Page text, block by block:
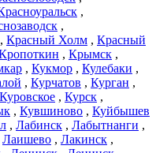
,
,
, Красный Холм , Красный
, Крымск ,
, Кукмор , Кулебаки ,
, Курчатов , Курган ,
Куровское , Курск ,
, Кувшиново , Куйбышев
, Лабинск , Лабытнанги ,
Лаишево , Лакинск ,